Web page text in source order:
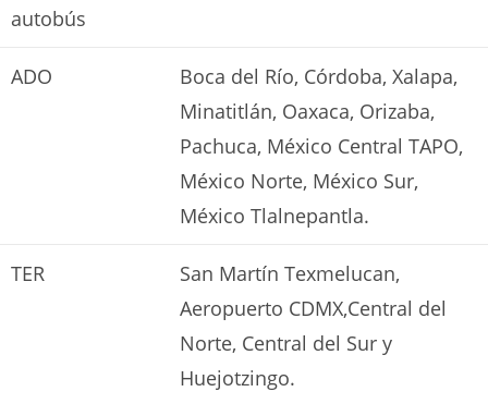
autobús
ADO
Boca del Río, Córdoba, Xalapa,
Minatitlán, Oaxaca, Orizaba,
Pachuca, México Central TAPO,
México Norte, México Sur,
México Tlalnepantla.
TER
San Martín Texmelucan,
Aeropuerto CDMX,Central del
Norte, Central del Sur y
Huejotzingo.